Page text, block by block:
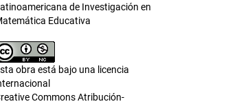
de Investigación en
Educativa
obra está bajo una licencia
Commons Atribución-